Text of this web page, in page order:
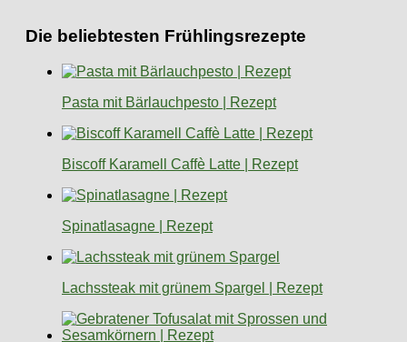
Die beliebtesten Frühlingsrezepte
Pasta mit Bärlauchpesto | Rezept
Biscoff Karamell Caffè Latte | Rezept
Spinatlasagne | Rezept
Lachssteak mit grünem Spargel | Rezept